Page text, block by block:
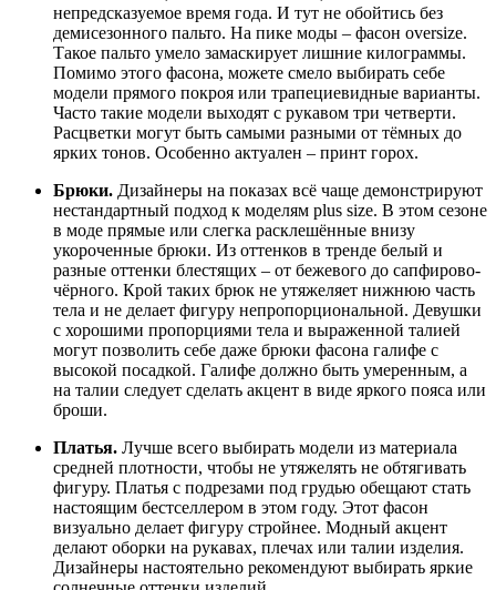
непредсказуемое время года. И тут не обойтись без
демисезонного пальто. На пике моды – фасон oversize.
Такое пальто умело замаскирует лишние килограммы.
Помимо этого фасона, можете смело выбирать себе
модели прямого покроя или трапециевидные варианты.
Часто такие модели выходят с рукавом три четверти.
Расцветки могут быть самыми разными от тёмных до
ярких тонов. Особенно актуален – принт горох.
Брюки. Дизайнеры на показах всё чаще демонстрируют
нестандартный подход к моделям plus size. В этом сезоне
в моде прямые или слегка расклешённые внизу
укороченные брюки. Из оттенков в тренде белый и
разные оттенки блестящих – от бежевого до сапфирово-
чёрного. Крой таких брюк не утяжеляет нижнюю часть
тела и не делает фигуру непропорциональной. Девушки
с хорошими пропорциями тела и выраженной талией
могут позволить себе даже брюки фасона галифе с
высокой посадкой. Галифе должно быть умеренным, а
на талии следует сделать акцент в виде яркого пояса или
броши.
Платья. Лучше всего выбирать модели из материала
средней плотности, чтобы не утяжелять не обтягивать
фигуру. Платья с подрезами под грудью обещают стать
настоящим бестселлером в этом году. Этот фасон
визуально делает фигуру стройнее. Модный акцент
делают оборки на рукавах, плечах или талии изделия.
Дизайнеры настоятельно рекомендуют выбирать яркие